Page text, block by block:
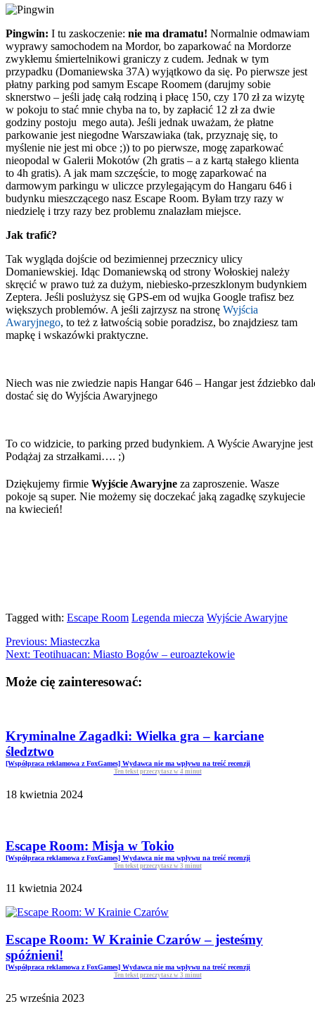
Pingwin: I tu zaskoczenie: nie ma dramatu! Normalnie odmawiam
wyprawy samochodem na Mordor, bo zaparkować na Mordorze
zwykłemu śmiertelnikowi graniczy z cudem. Jednak w tym
przypadku (Domaniewska 37A) wyjątkowo da się. Po pierwsze jest
płatny parking pod samym Escape Roomem (darujmy sobie
sknerstwo – jeśli jadę całą rodziną i płacę 150, czy 170 zł za wizytę
w pokoju to stać mnie chyba na to, by zapłacić 12 zł za dwie
godziny postoju mego auta). Jeśli jednak uważam, że płatne
parkowanie jest niegodne Warszawiaka (tak, przyznaję się, to
myślenie nie jest mi obce ;)) to po pierwsze, mogę zaparkować
nieopodal w Galerii Mokotów (2h gratis – a z kartą stałego klienta
to 4h gratis). A jak mam szczęście, to mogę zaparkować na
darmowym parkingu w uliczce przylegającym do Hangaru 646 i
budynku mieszczącego nasz Escape Room. Byłam trzy razy w
niedzielę i trzy razy bez problemu znalazłam miejsce.
Jak trafić?
Tak wygląda dojście od bezimiennej przecznicy ulicy
Domaniewskiej. Idąc Domaniewską od strony Wołoskiej należy
skręcić w prawo tuż za dużym, niebiesko-przeszklonym budynkiem
Zeptera. Jeśli poslużysz się GPS-em od wujka Google trafisz bez
większych problemów. A jeśli zajrzysz na stronę Wyjścia
Awaryjnego, to też z łatwością sobie poradzisz, bo znajdziesz tam
mapkę i wskazówki praktyczne.
Niech was nie zwiedzie napis Hangar 646 – Hangar jest ździebko
dostać się do Wyjścia Awaryjnego
To co widzicie, to parking przed budynkiem. A Wyście Awaryjne
Podążaj za strzałkami…. ;)
Dziękujemy firmie Wyjście Awaryjne za zaproszenie. Wasze
pokoje są super. Nie możemy się doczekać jaką zagadkę szykujecie
na kwiecień!
Tagged with: Escape Room Legenda miecza Wyjście Awaryjne
Previous: Miasteczka
Next: Teotihuacan: Miasto Bogów – euroaztekowie
Może cię zainteresować:
Kryminalne Zagadki: Wielka gra – karciane
śledztwo
[Współpraca reklamowa z FoxGames] Wydawca nie ma wpływu na treść recenzji
Ten tekst przeczytasz w 4 minut
18 kwietnia 2024
Escape Room: Misja w Tokio
[Współpraca reklamowa z FoxGames] Wydawca nie ma wpływu na treść recenzji
Ten tekst przeczytasz w 3 minut
11 kwietnia 2024
Escape Room: W Krainie Czarów – jesteśmy
spóźnieni!
[Współpraca reklamowa z FoxGames] Wydawca nie ma wpływu na treść recenzji
Ten tekst przeczytasz w 3 minut
25 września 2023